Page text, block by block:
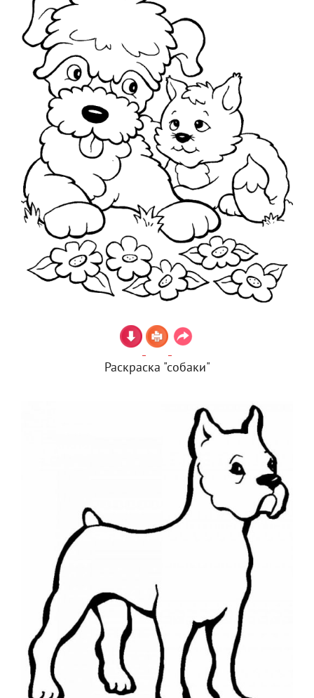
Раскраска "собаки"